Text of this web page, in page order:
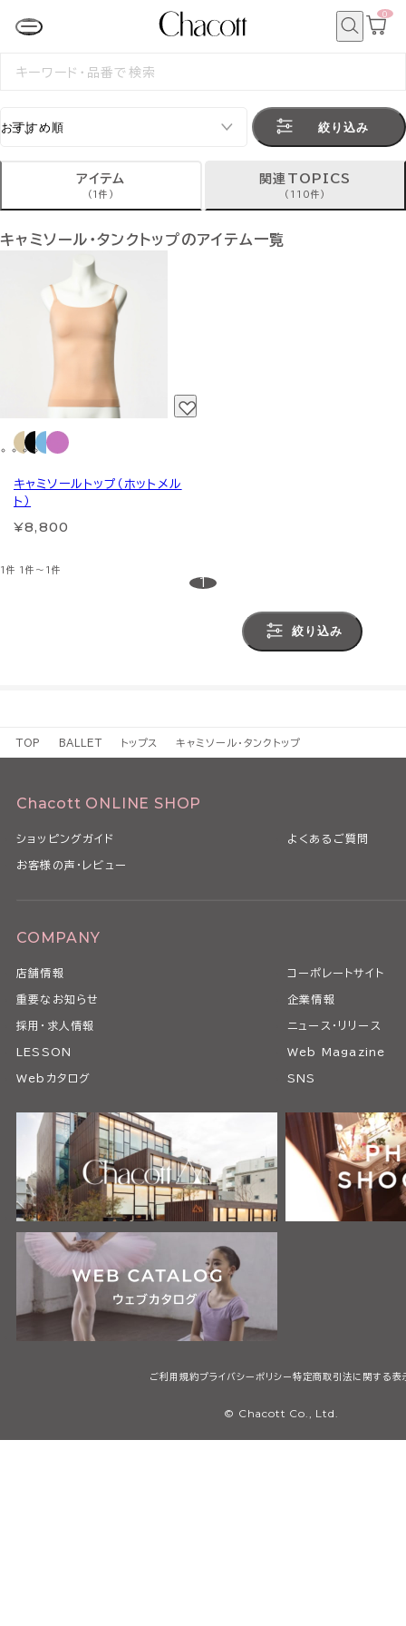
カ
0
検
絞り込み
アイテム
(1件)
関連TOPICS
(110件)
キャミソール・タンクトップのアイテム一覧
キャミソールトップ（ホットメル
ト）
¥8,800
1件 1件～1件
1
絞り込み
TOP BALLET トップス キャミソール・タンクトップ
Chacott ONLINE SHOP
ショッピングガイド よくあるご質問
お客様の声・レビュー
COMPANY
店舗情報 コーポレートサイト
重要なお知らせ 企業情報
採用・求人情報 ニュース・リリース
LESSON Web Magazine
Webカタログ SNS
ご利用規約プライバシーポリシー特定商取引法に関する表
© Chacott Co., Ltd.